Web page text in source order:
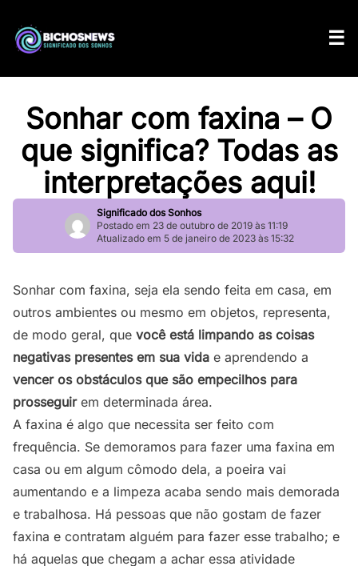
Sonhar com faxina – O
que significa? Todas as
interpretações aqui!
Significado dos Sonhos
Postado em 23 de outubro de 2019 às 11:19
Atualizado em 5 de janeiro de 2023 às 15:32
Sonhar com faxina, seja ela sendo feita em casa, em
outros ambientes ou mesmo em objetos, representa,
de modo geral, que você está limpando as coisas
negativas presentes em sua vida e aprendendo a
vencer os obstáculos que são empecilhos para
prosseguirem determinada área.
A faxina é algo que necessita ser feito com
frequência. Se demoramos para fazer uma faxina em
casa ou em algum cômodo dela, a poeira vai
aumentando e a limpeza acaba sendo mais demorada
e trabalhosa. Há pessoas que não gostam de fazer
faxina e contratam alguém para fazer esse trabalho; e
há aquelas que chegam a achar essa atividade